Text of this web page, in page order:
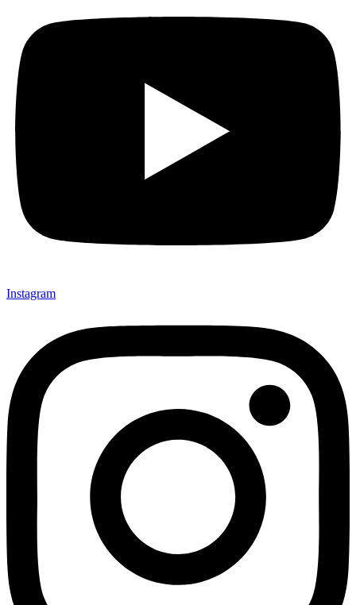
Instagram